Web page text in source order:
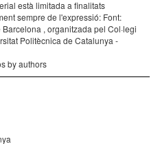
està limitada a finalitats
sempre de l'expressió: Font:
, organitzada pel Col·legi
Politècnica de Catalunya -
by authors